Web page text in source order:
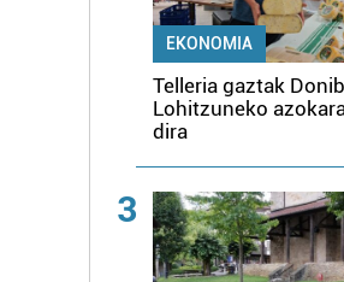
EKONOMIA
Telleria gaztak
Lohitzuneko
dira
3